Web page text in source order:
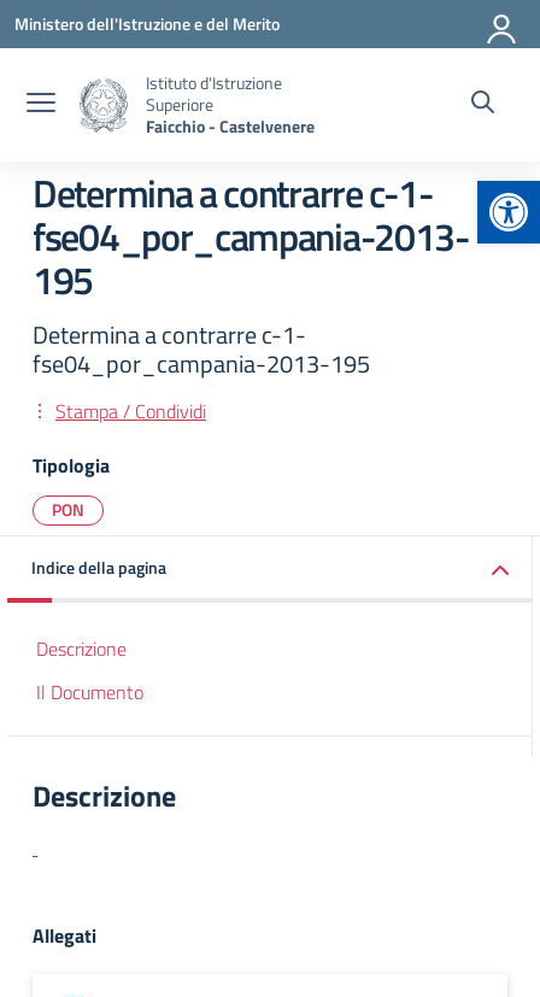
Vai ai contenuti
Vai al menu di navigazione
Vai al footer
Ministero dell'Istruzione e del Merito
Istituto d'Istruzione
Superiore
Faicchio - Castelvenere
Determina a contrarre c-1-
fse04_por_campania-2013-
195
Determina a contrarre c-1-
fse04_por_campania-2013-195
Stampa / Condividi
Tipologia
PON
Indice della pagina
Descrizione
Il Documento
Descrizione
Allegati